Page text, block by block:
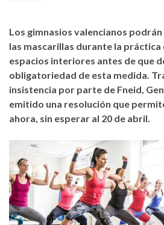
Los gimnasios valencianos
las mascarillas durante la
espacios interiores antes de que
obligatoriedad de esta medida.
insistencia por parte de Fneid,
emitido una resolución que
ahora, sin esperar al 20 de abril.